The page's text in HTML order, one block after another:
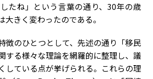
たね」という言葉の通り、30年の歳
大きく変わったのである。
徴のひとつとして、先述の通り「移民
する様々な理論を網羅的に整理し、議
している点が挙げられる。これらの理